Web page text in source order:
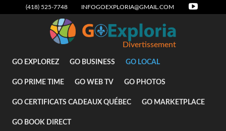
(418) 525-7748 INFOGOEXPLORIA@GMAIL.COM
Divertissement
GO EXPLOREZ GO BUSINESS GO LOCAL
GO PRIME TIME GO WEB TV GO PHOTOS
GO CERTIFICATS CADEAUX QUÉBEC GO MARKETPLACE
GO BOOK DIRECT